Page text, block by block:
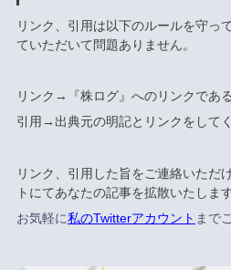
リンク、引用は以下のルールを守っ
ていただいて問題ありません。
リンク→『株ログ』へのリンクであ
引用→出典元の明記とリンクをしてく
リンク、引用した旨をご連絡いただ
トにてあなたの記事を拡散いたします
お気軽に私のTwitterアカウント まで